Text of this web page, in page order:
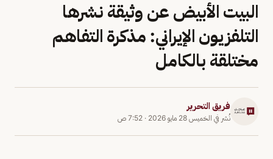
البيت الأبيض عن وثيقة نشرها
التلفزيون الإيراني: مذكرة التفاهم
مختلقة بالكامل
فريق التحرير
نُشر في الخميس 28 مايو 2026 · 7:52 ص